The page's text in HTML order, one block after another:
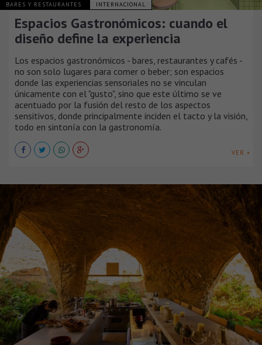
BARES Y RESTAURANTES INTERNACIONAL
Espacios Gastronómicos: cuando el
diseño define la experiencia
Los espacios gastronómicos - bares, restaurantes y cafés -
no son solo lugares para comer o beber; son espacios
donde las experiencias sensoriales no se vinculan
únicamente con el "gusto", sino que este último se ve
acentuado por la fusión del resto de los aspectos
sensitivos, donde principalmente inciden el tacto y la visión,
todo en sintonía con la gastronomía.
VER +